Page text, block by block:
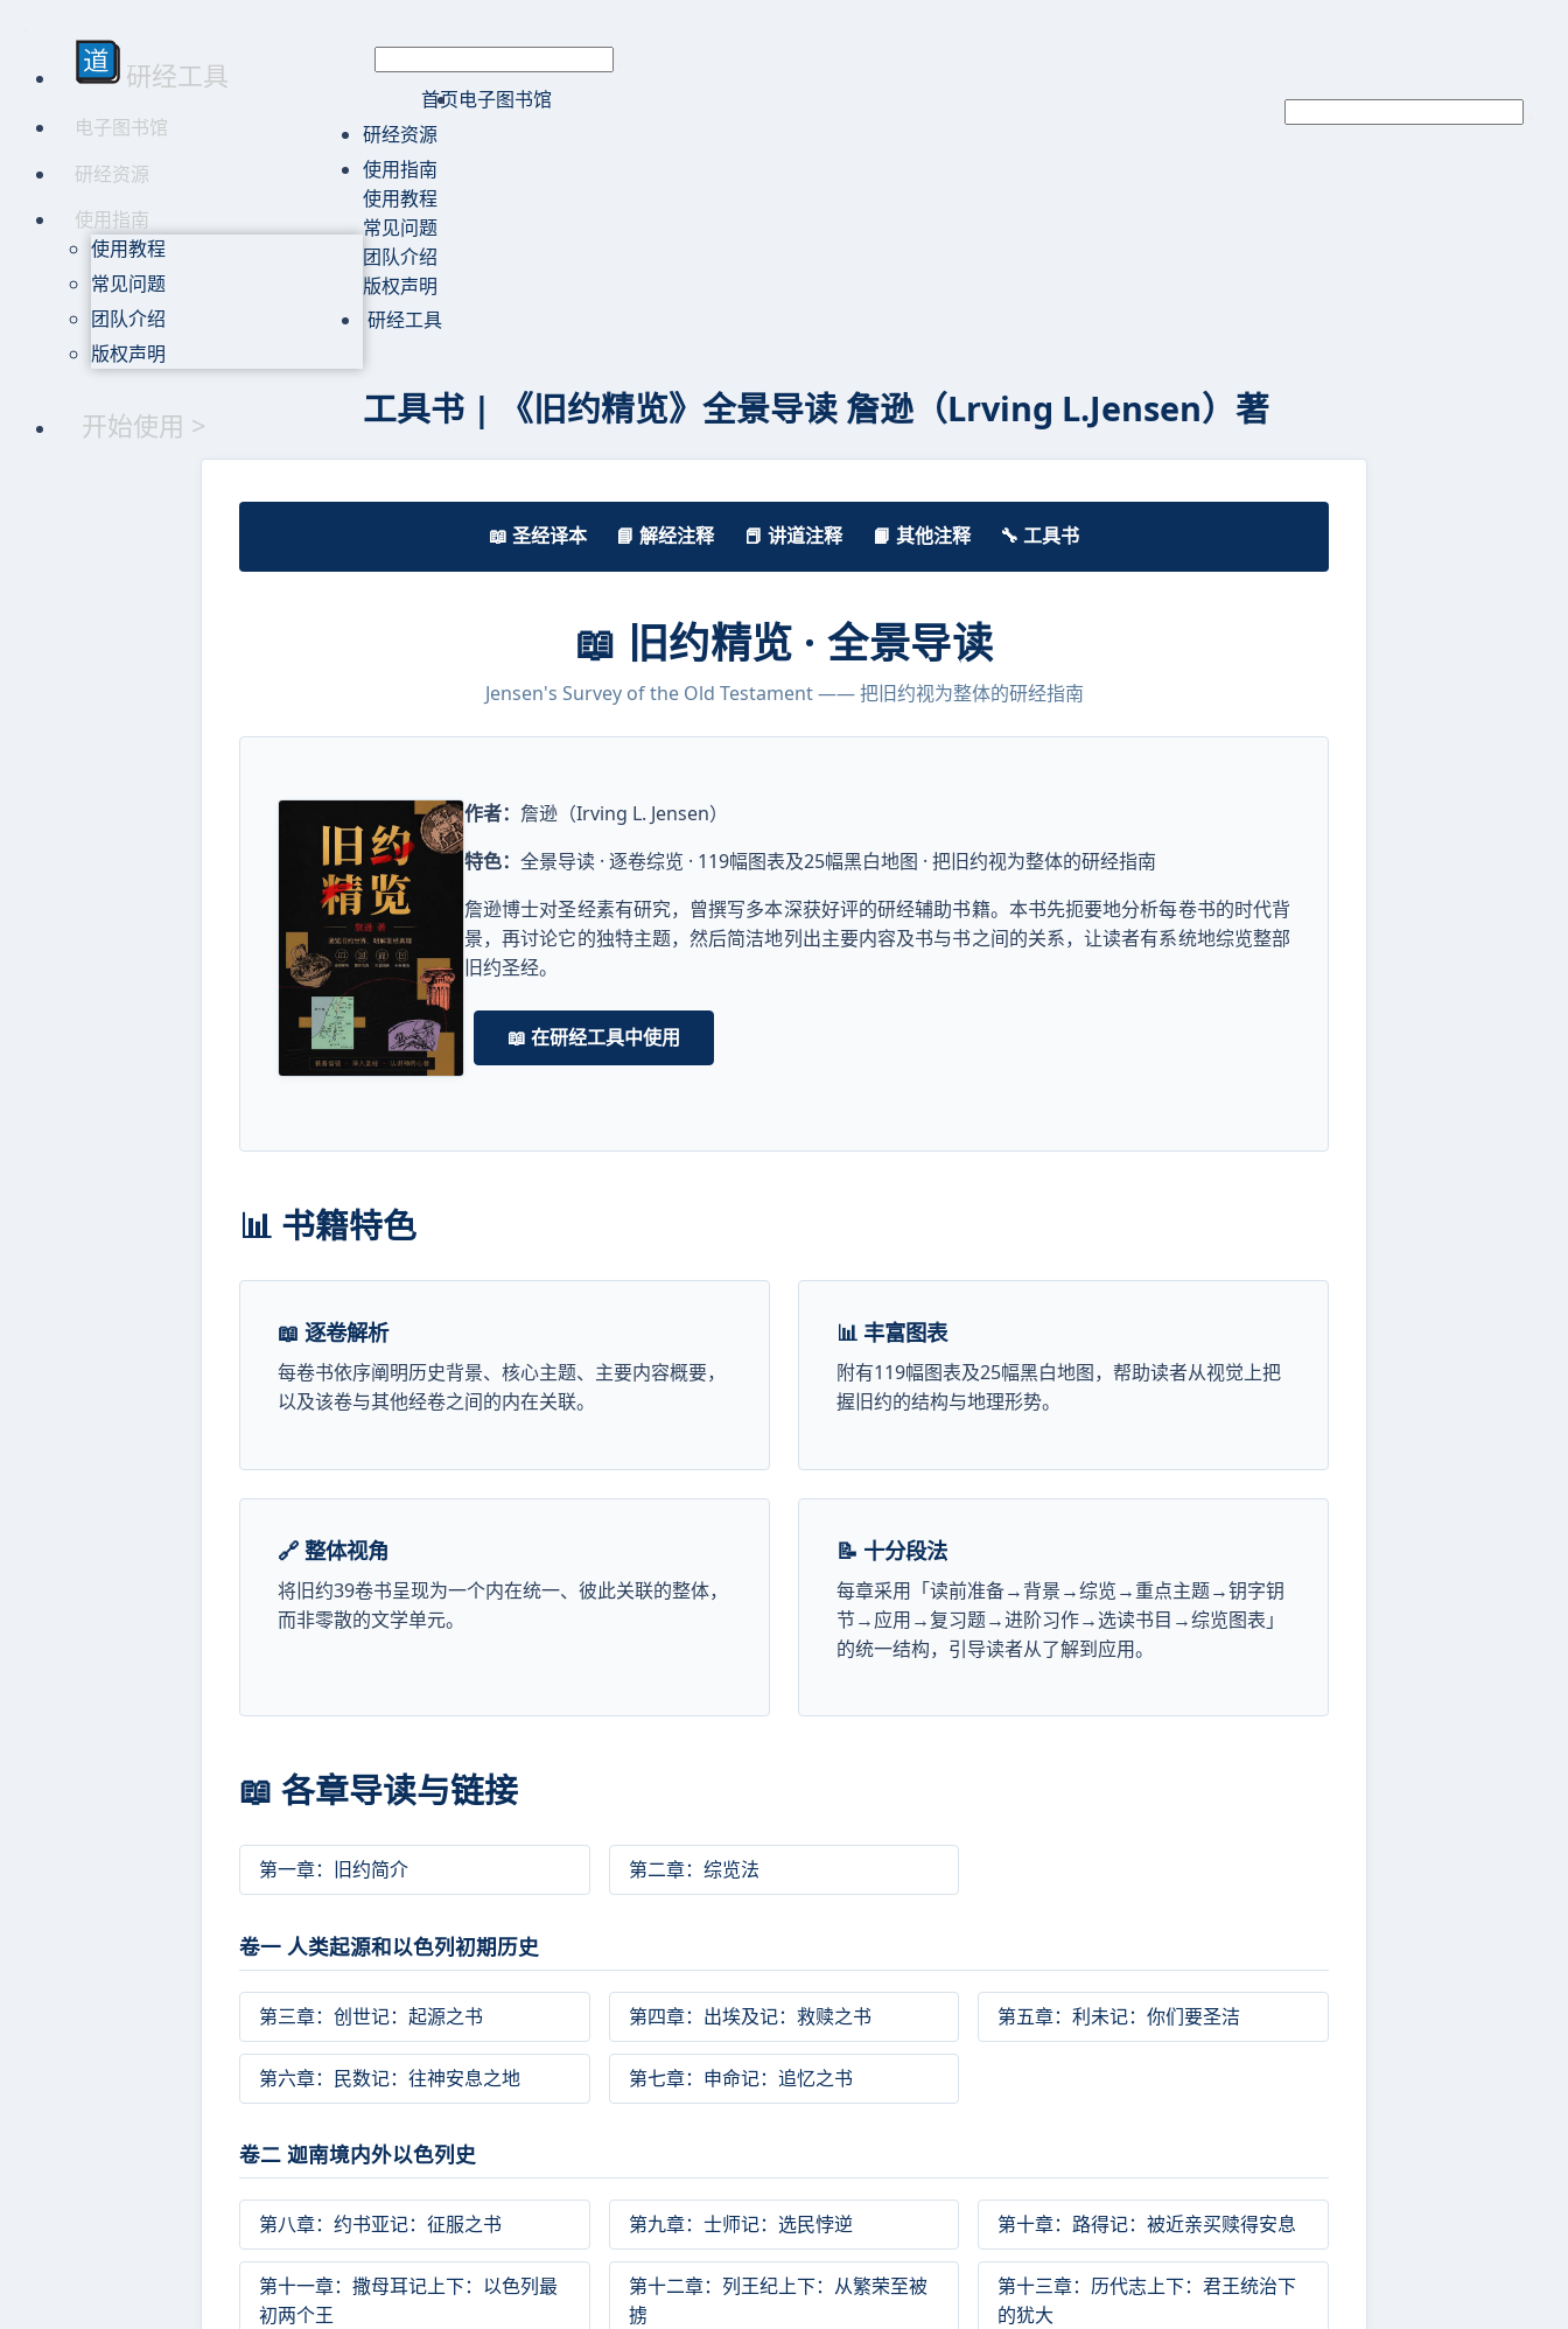
研经工具
电子图书馆
研经资源
使用指南
使用教程
常见问题
团队介绍
版权声明
开始使用 >
首页电子图书馆
研经资源
使用指南
使用教程
常见问题
团队介绍
版权声明
研经工具
工具书 | 《旧约精览》全景导读 詹逊（Lrving L.Jensen）著
📖 圣经译本 📘 解经注释 📕 讲道注释 📙 其他注释 🔧 工具书
📖 旧约精览 · 全景导读
Jensen's Survey of the Old Testament —— 把旧约视为整体的研经指南
作者： 詹逊（Irving L. Jensen）
特色： 全景导读 · 逐卷综览 · 119幅图表及25幅黑白地图 · 把旧约视为整体的研经指南
詹逊博士对圣经素有研究，曾撰写多本深获好评的研经辅助书籍。本书先扼要地分析每卷书的时代背
景，再讨论它的独特主题，然后简洁地列出主要内容及书与书之间的关系，让读者有系统地综览整部
旧约圣经。
📖 在研经工具中使用
📊 书籍特色
📖 逐卷解析
每卷书依序阐明历史背景、核心主题、主要内容概要，
以及该卷与其他经卷之间的内在关联。
📊 丰富图表
附有119幅图表及25幅黑白地图，帮助读者从视觉上把
握旧约的结构与地理形势。
🔗 整体视角
将旧约39卷书呈现为一个内在统一、彼此关联的整体，
而非零散的文学单元。
📝 十分段法
每章采用「读前准备→背景→综览→重点主题→钥字钥
节→应用→复习题→进阶习作→选读书目→综览图表」
的统一结构，引导读者从了解到应用。
📖 各章导读与链接
第一章：旧约简介 第二章：综览法
卷一 人类起源和以色列初期历史
第三章：创世记：起源之书 第四章：出埃及记：救赎之书 第五章：利未记：你们要圣洁
第六章：民数记：往神安息之地 第七章：申命记：追忆之书
卷二 迦南境内外以色列史
第八章：约书亚记：征服之书 第九章：士师记：选民悖逆 第十章：路得记：被近亲买赎得安息
第十一章：撒母耳记上下：以色列最
初两个王
第十二章：列王纪上下：从繁荣至被
掳
第十三章：历代志上下：君王统治下
的犹大